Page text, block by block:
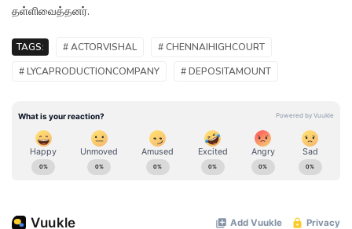
தள்ளிவைத்தனர்.
TAGS: # ACTORVISHAL
# CHENNAIHIGHCOURT
# LYCAPRODUCTIONCOMPANY
# DEPOSITAMOUNT